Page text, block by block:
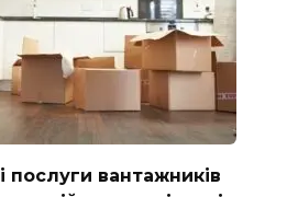
послуги вантажників